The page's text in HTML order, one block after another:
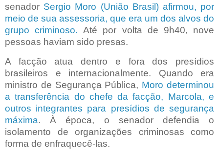
senador Sergio Moro (União Brasil) afirmou, por
meio de sua assessoria, que era um dos alvos do
grupo criminoso. Até por volta de 9h40, nove
pessoas haviam sido presas.
A facção atua dentro e fora dos presídios
brasileiros e internacionalmente. Quando era
ministro de Segurança Pública, Moro determinou
a transferência do chefe da facção, Marcola, e
outros integrantes para presídios de segurança
máxima. À época, o senador defendia o
isolamento de organizações criminosas como
forma de enfraquecê-las.